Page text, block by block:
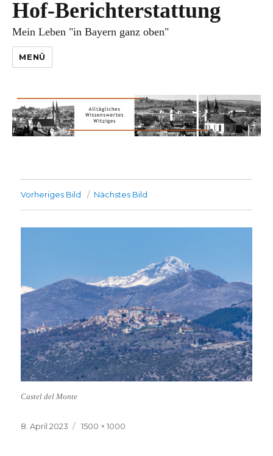
Hof-Berichterstattung
Mein Leben "in Bayern ganz oben"
MENÜ
Vorheriges Bild Nächstes Bild
Castel del Monte
Veröffentlicht
8. April 2023
Volle
1500 × 1000